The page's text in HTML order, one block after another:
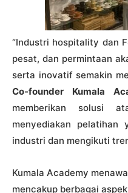
“Industri hospitality dan
pesat, dan permintaan
serta inovatif semakin
Co-founder Kumala
memberikan solusi
menyediakan pelatihan
industri dan mengikuti
Kumala Academy
mencakup berbagai